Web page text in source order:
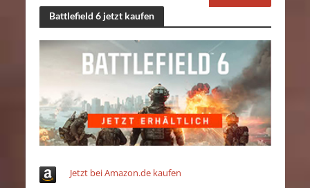
Battlefield 6 jetzt kaufen
Jetzt bei Amazon.de kaufen